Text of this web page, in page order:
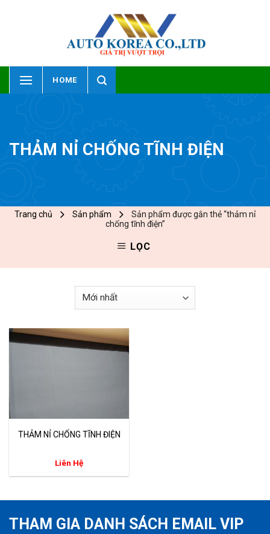
HOME
THẢM NỈ CHỐNG TĨNH ĐIỆN
Trang chủ Sản phẩm
Sản phẩm được gắn thẻ “thảm nỉ
chống tĩnh điện”
LỌC
THẢM NỈ CHỐNG TĨNH ĐIỆN
Liên Hệ
THAM GIA DANH SÁCH EMAIL VIP